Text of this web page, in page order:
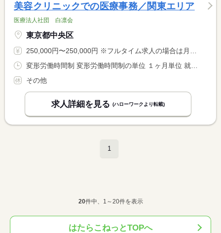
美容クリニックでの医療事務／関東エリア
医療法人社団 白凛会
東京都中央区
250,000円〜250,000円 ※フルタイム求人の場合は月額（換算額）、パート求人の場合は時間額を表示しています。
その他
求人詳細を見る (ハローワークより転載)
1
20件中、1～20件を表示
はたらこねっとTOPへ